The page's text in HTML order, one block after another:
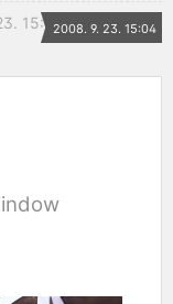
15:042008. 9. 23. 15:04